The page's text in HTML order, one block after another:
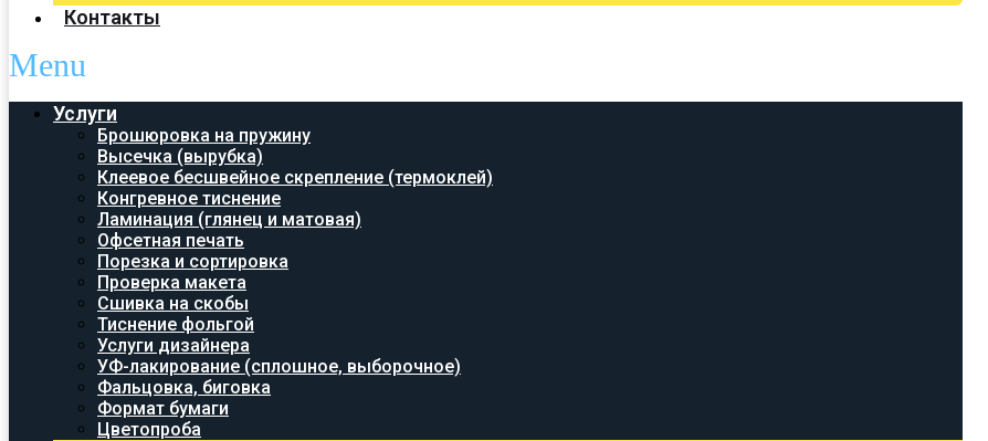
Контакты
Menu
Услуги
Брошюровка на пружину
Высечка (вырубка)
Клеевое бесшвейное скрепление (термоклей)
Конгревное тиснение
Ламинация (глянец и матовая)
Офсетная печать
Порезка и сортировка
Проверка макета
Сшивка на скобы
Тиснение фольгой
Услуги дизайнера
УФ-лакирование (сплошное, выборочное)
Фальцовка, биговка
Формат бумаги
Цветопроба